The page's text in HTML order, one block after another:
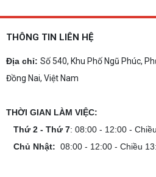
THÔNG TIN LIÊN HỆ
Địa chỉ: Số 540, Khu Phố Ngũ Phúc,
Đồng Nai, Việt Nam
THỜI GIAN LÀM VIỆC:
Thứ 2 - Thứ 7: 08:00 - 12:00 -
Chủ Nhật: 08:00 - 12:00 - Chiều